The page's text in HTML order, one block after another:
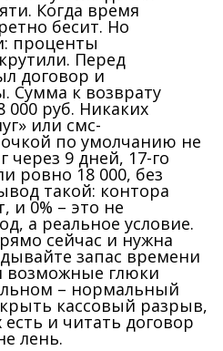
Когда время
бесит. Но
проценты
Перед
договор и
Сумма к возврату
руб. Никаких
или смс-
по умолчанию не
через 9 дней, 17-го
ровно 18 000, без
такой: контора
и 0% – это не
а реальное условие.
сейчас и нужна
запас времени
возможные глюки
– нормальный
кассовый разрыв,
и читать договор
лень.